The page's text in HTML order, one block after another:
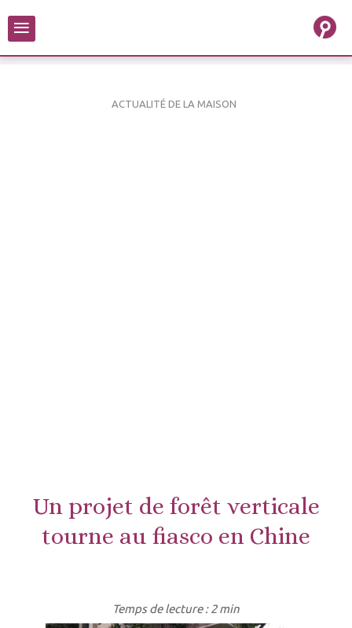
≡
ACTUALITÉ DE LA MAISON
Un projet de forêt verticale
tourne au fiasco en Chine
Temps de lecture : 2 min